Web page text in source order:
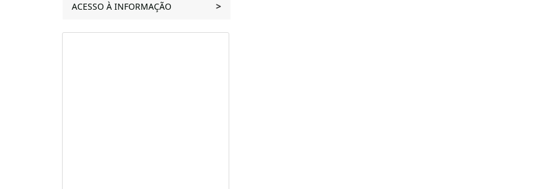
ACESSO À INFORMAÇÃO